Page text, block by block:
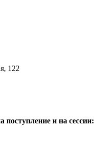
122
и на сессии: